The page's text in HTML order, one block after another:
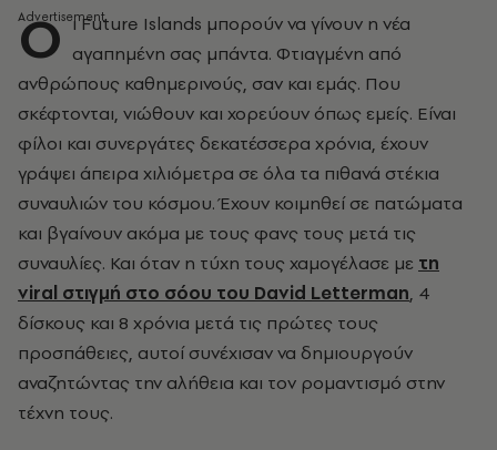
Ο ι Future Islands μπορούν να γίνουν η νέα
αγαπημένη σας μπάντα. Φτιαγμένη από
ανθρώπους καθημερινούς, σαν και εμάς. Που
σκέφτονται, νιώθουν και χορεύουν όπως εμείς. Είναι
φίλοι και συνεργάτες δεκατέσσερα χρόνια, έχουν
γράψει άπειρα χιλιόμετρα σε όλα τα πιθανά στέκια
συναυλιών του κόσμου. Έχουν κοιμηθεί σε πατώματα
και βγαίνουν ακόμα με τους φανς τους μετά τις
συναυλίες. Και όταν η τύχη τους χαμογέλασε με τη
viral στιγμή στo σόου του David Letterman, 4
δίσκους και 8 χρόνια μετά τις πρώτες τους
προσπάθειες, αυτοί συνέχισαν να δημιουργούν
αναζητώντας την αλήθεια και τον ρομαντισμό στην
τέχνη τους.